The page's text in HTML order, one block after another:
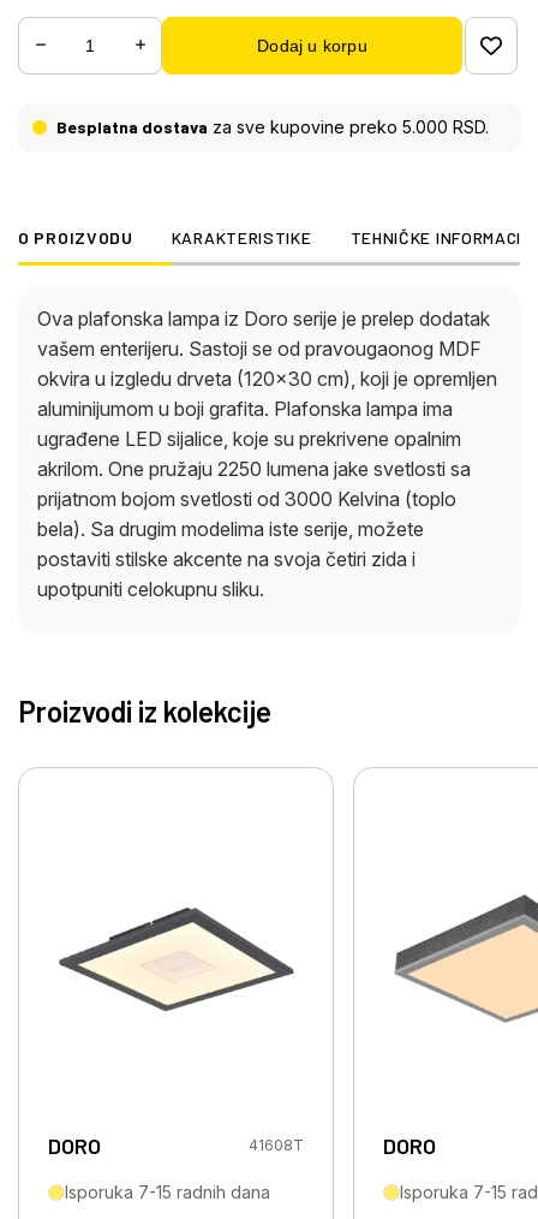
svetlosti od 3000 Kelvina (toplo bela). Sa drugim
modelima iste serije, možete postaviti stilske
akcente na svoja četiri zida i upotpuniti celokupnu
Dodaj u korpu
Besplatna dostava za sve kupovine preko 5.000 RSD.
O PROIZVODU KARAKTERISTIKE TEHNIČKE
Ova plafonska lampa iz Doro serije je prelep dodatak
vašem enterijeru. Sastoji se od pravougaonog MDF
okvira u izgledu drveta (120×30 cm), koji je opremljen
aluminijumom u boji grafita. Plafonska lampa ima
ugrađene LED sijalice, koje su prekrivene opalnim
akrilom. One pružaju 2250 lumena jake svetlosti sa
prijatnom bojom svetlosti od 3000 Kelvina (toplo
bela). Sa drugim modelima iste serije, možete
postaviti stilske akcente na svoja četiri zida i
upotpuniti celokupnu sliku.
Proizvodi iz kolekcije
DORO 41608T
Isporuka 7-15 radnih dana
DORO
Isporuka 7-15